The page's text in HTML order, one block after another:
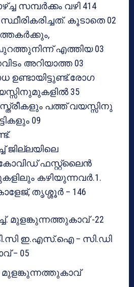
സമ്പർക്കം വഴി 414
കൂടാതെ 02
എത്തിയ 03
അറിയാത്ത 03
ഉണ്ടായിട്ടുണ്ട്.രോഗ
35
പത്ത് വയസ്സിനു
09
ജില്ലയിലെ
ഫസ്റ്റ്‌ലൈൻ
കഴിയുന്നവർ.1.
തൃശ്ശൂർ – 146
മുളങ്കുന്നത്തുകാവ് -22
ഇ.എസ്.ഐ – സി.ഡി
– 05
മുളങ്കുന്നത്തുകാവ്